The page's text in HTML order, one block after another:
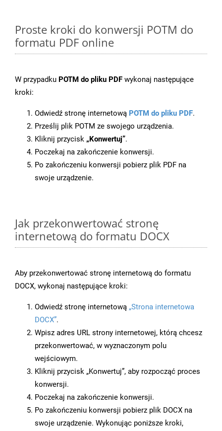
Proste kroki do konwersji POTM do
formatu PDF online
W przypadku POTM do pliku PDF wykonaj następujące
kroki:
Odwiedź stronę internetową POTM do pliku PDF.
Prześlij plik POTM ze swojego urządzenia.
Kliknij przycisk „Konwertuj”.
Poczekaj na zakończenie konwersji.
Po zakończeniu konwersji pobierz plik PDF na
swoje urządzenie.
Jak przekonwertować stronę
internetową do formatu DOCX
Aby przekonwertować stronę internetową do formatu
DOCX, wykonaj następujące kroki:
Odwiedź stronę internetową „Strona internetowa
DOCX”.
Wpisz adres URL strony internetowej, którą chcesz
przekonwertować, w wyznaczonym polu
wejściowym.
Kliknij przycisk „Konwertuj”, aby rozpocząć proces
konwersji.
Poczekaj na zakończenie konwersji.
Po zakończeniu konwersji pobierz plik DOCX na
swoje urządzenie. Wykonując poniższe kroki,